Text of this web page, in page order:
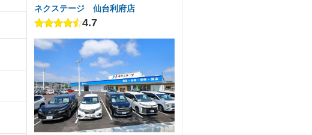
ネクステージ 仙台利府店
4.7